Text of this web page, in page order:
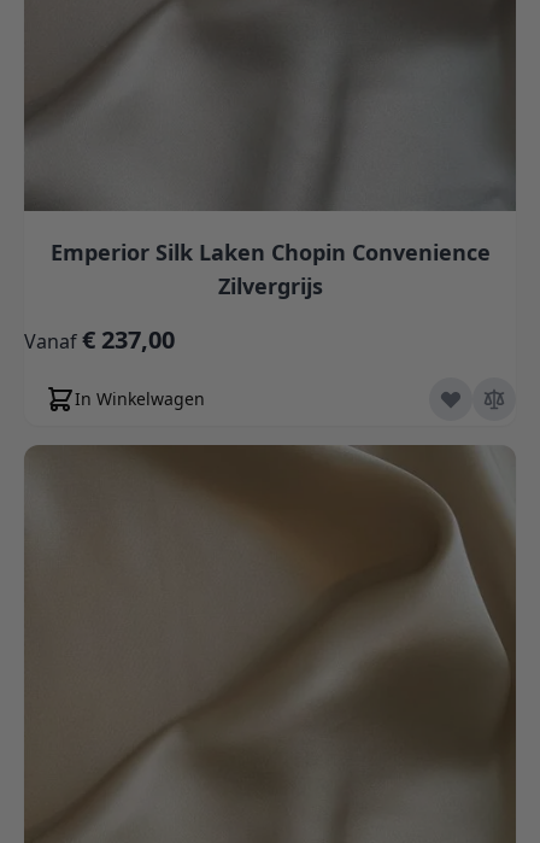
Emperior Silk Laken Chopin Convenience
Zilvergrijs
Vanaf€ 237,00
In Winkelwagen